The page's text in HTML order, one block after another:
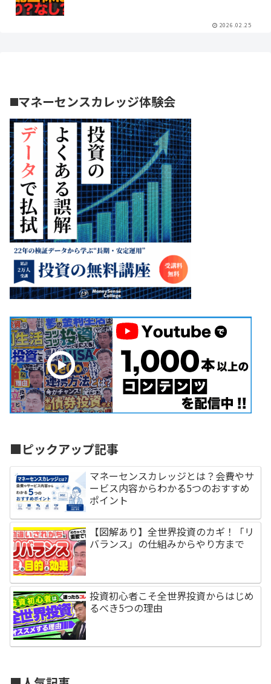
2026.02.25
◼️マネーセンスカレッジ体験会
■ピックアップ記事
マネーセンスカレッジとは？会費やサ
ービス内容からわかる5つのおすすめ
ポイント
【図解あり】全世界投資のカギ！「リ
バランス」の仕組みからやり方まで
投資初心者こそ全世界投資からはじめ
るべき5つの理由